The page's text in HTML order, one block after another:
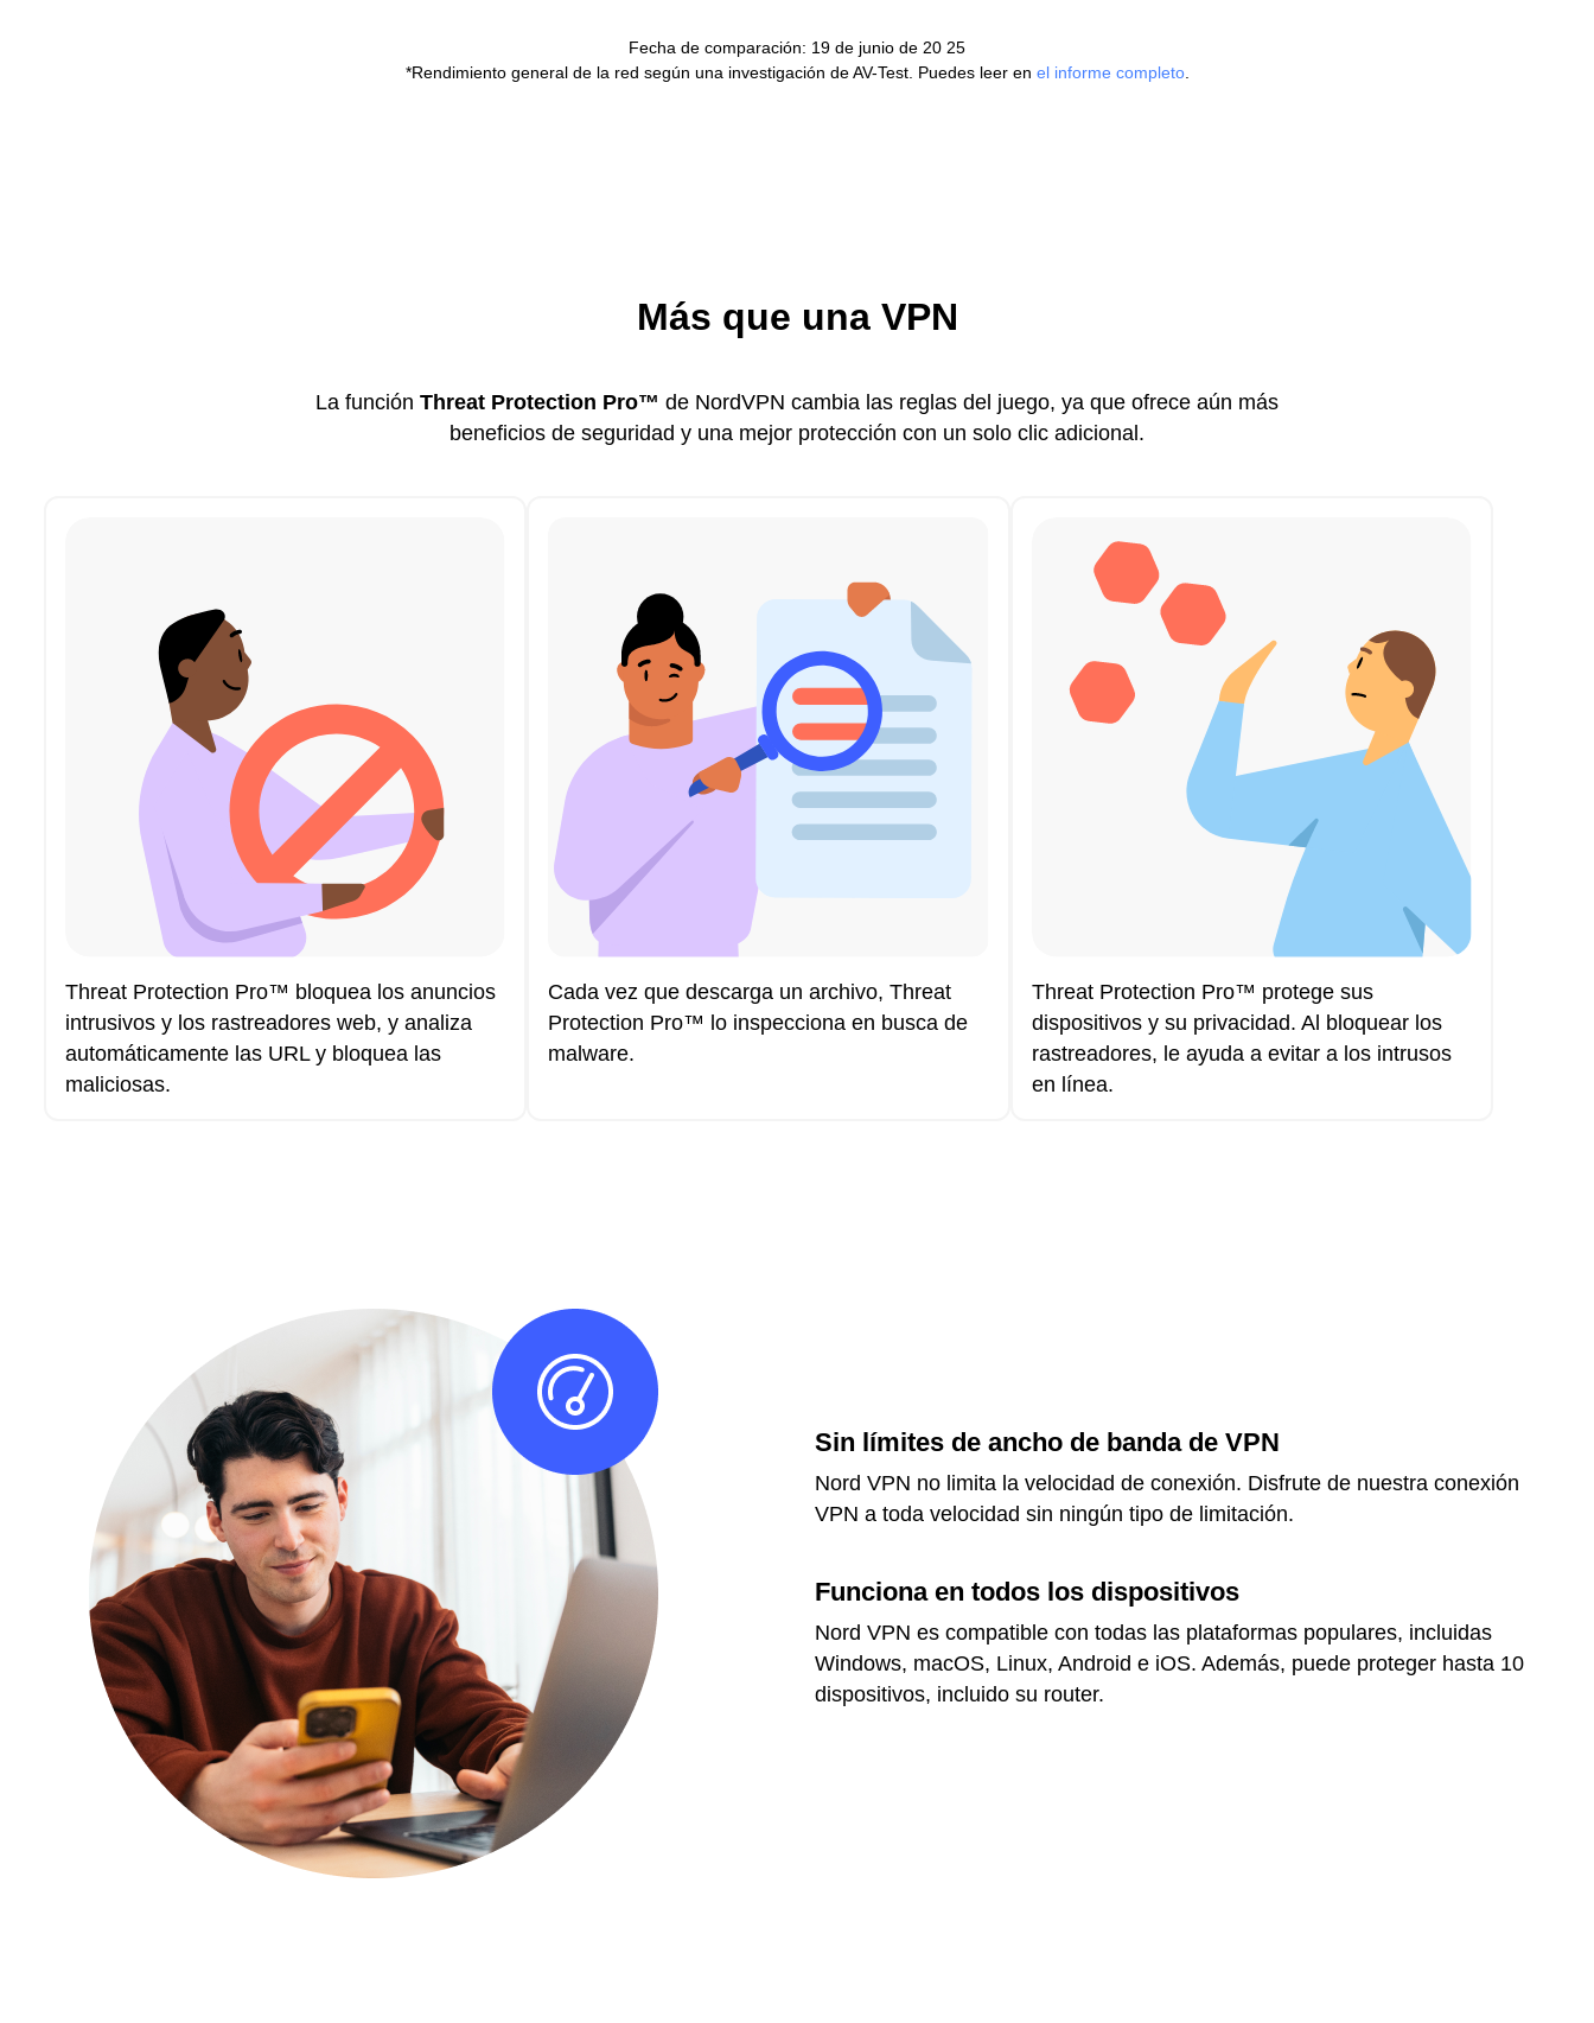
Fecha de comparación: 19 de junio de 20 25
*Rendimiento general de la red según una investigación de AV-Test. Puedes leer en el informe completo.
Más que una VPN
La función Threat Protection Pro™ de NordVPN cambia las reglas del juego, ya que ofrece aún más
beneficios de seguridad y una mejor protección con un solo clic adicional.
Threat Protection Pro™ bloquea los anuncios
intrusivos y los rastreadores web, y analiza
automáticamente las URL y bloquea las
maliciosas.
Cada vez que descarga un archivo, Threat
Protection Pro™ lo inspecciona en busca de
malware.
Threat Protection Pro™ protege sus
dispositivos y su privacidad. Al bloquear los
rastreadores, le ayuda a evitar a los intrusos
en línea.
Sin límites de ancho de banda de VPN
Nord VPN no limita la velocidad de conexión. Disfrute de nuestra conexión
VPN a toda velocidad sin ningún tipo de limitación.
Funciona en todos los dispositivos
Nord VPN es compatible con todas las plataformas populares, incluidas
Windows, macOS, Linux, Android e iOS. Además, puede proteger hasta 10
dispositivos, incluido su router.